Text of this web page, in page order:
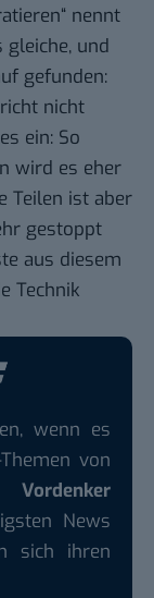
nennt
gleiche, und
gefunden:
nicht
ein: So
wird es eher
Teilen ist aber
gestoppt
aus diesem
Technik
wenn es
von
Vordenker
News
sich ihren